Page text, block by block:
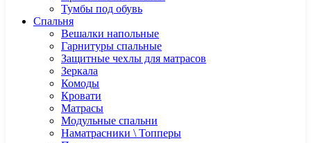
Тумбы под обувь
Спальня
Вешалки напольные
Гарнитуры спальные
Защитные чехлы для матрасов
Зеркала
Комоды
Кровати
Матрасы
Модульные спальни
Наматрасники \ Топперы